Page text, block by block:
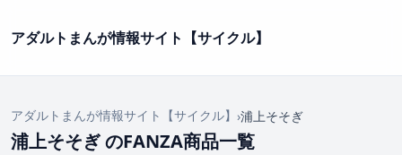
アダルトまんが情報サイト【サイクル】
アダルトまんが情報サイト【サイクル】 ›浦上そそぎ
浦上そそぎ のFANZA商品一覧